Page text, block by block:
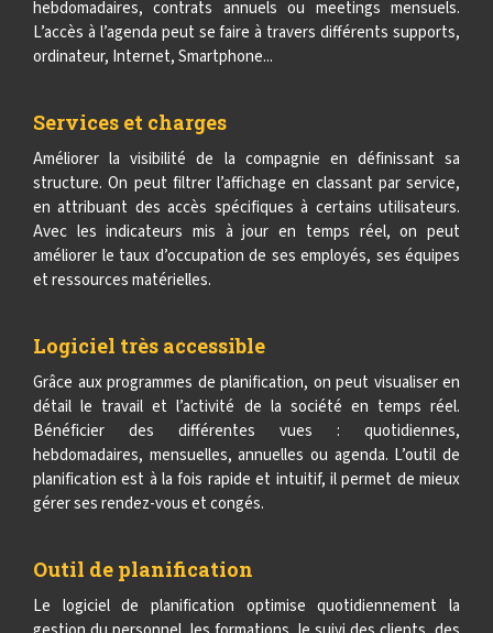
hebdomadaires, contrats annuels ou meetings mensuels.
L’accès à l’agenda peut se faire à travers différents supports,
ordinateur, Internet, Smartphone...
Services et charges
Améliorer la visibilité de la compagnie en définissant sa
structure. On peut filtrer l’affichage en classant par service,
en attribuant des accès spécifiques à certains utilisateurs.
Avec les indicateurs mis à jour en temps réel, on peut
améliorer le taux d’occupation de ses employés, ses équipes
et ressources matérielles.
Logiciel très accessible
Grâce aux programmes de planification, on peut visualiser en
détail le travail et l’activité de la société en temps réel.
Bénéficier des différentes vues : quotidiennes,
hebdomadaires, mensuelles, annuelles ou agenda. L’outil de
planification est à la fois rapide et intuitif, il permet de mieux
gérer ses rendez-vous et congés.
Outil de planification
Le logiciel de planification optimise quotidiennement la